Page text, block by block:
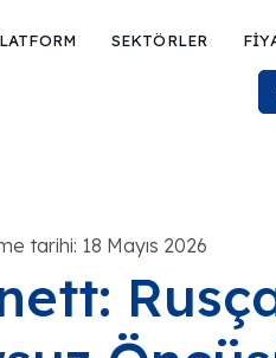
SEKTÖRLER
tarihi: 18 Mayıs 2026